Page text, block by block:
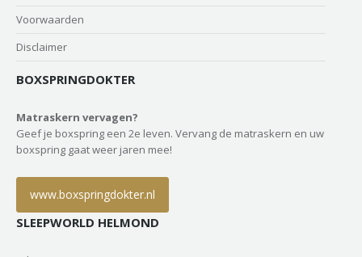
Voorwaarden
Disclaimer
BOXSPRINGDOKTER
Matraskern vervagen?
Geef je boxspring een 2e leven. Vervang de matraskern en uw
boxspring gaat weer jaren mee!
www.boxspringdokter.nl
SLEEPWORLD HELMOND